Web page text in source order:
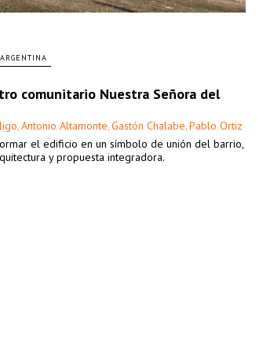
ARGENTINA
comunitario Nuestra Señora del
, Antonio Altamonte, Gastón Chalabe, Pablo Ortiz
el edificio en un símbolo de unión del barrio,
y propuesta integradora.